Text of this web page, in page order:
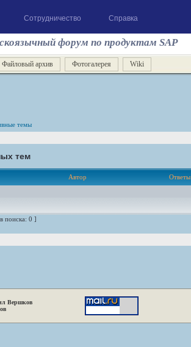
Сотрудничество Справка
форум по продуктам SAP
Файловый архив Фотогалерея Wiki
темы
тем
Автор Ответы
поиска: 0 ]
Вершков